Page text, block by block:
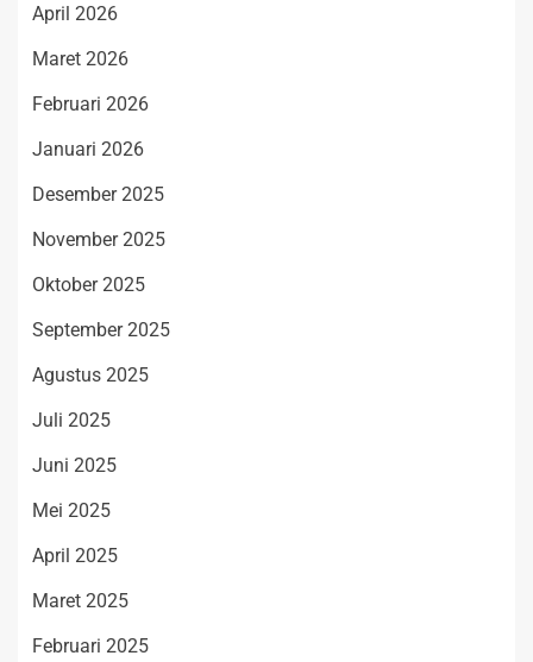
April 2026
Maret 2026
Februari 2026
Januari 2026
Desember 2025
November 2025
Oktober 2025
September 2025
Agustus 2025
Juli 2025
Juni 2025
Mei 2025
April 2025
Maret 2025
Februari 2025